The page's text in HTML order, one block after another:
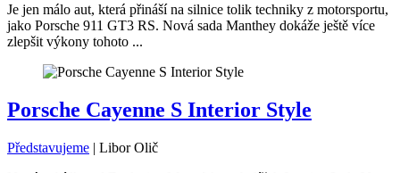
Je jen málo aut, která přináší na silnice tolik techniky z motorsportu,
jako Porsche 911 GT3 RS. Nová sada Manthey dokáže ještě více
zlepšit výkony tohoto ...
Porsche Cayenne S Interior Style
Představujeme | Libor Olič